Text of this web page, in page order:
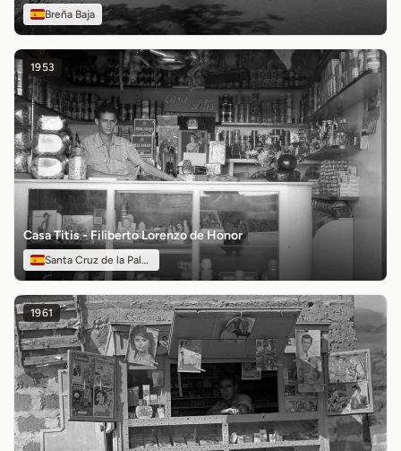
Breña Baja
1953
Casa Titis - Filiberto Lorenzo de Honor
Santa Cruz de la Palma
1961